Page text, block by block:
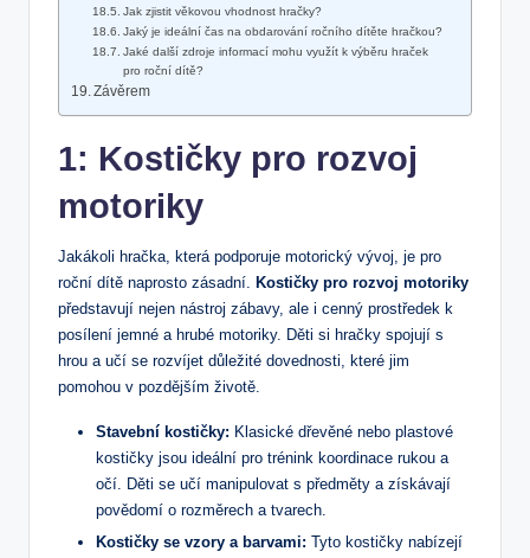
Jak zjistit⁢ věkovou vhodnost hračky?
Jaký ⁣je ideální čas na ​obdarování ročního dítěte hračkou?
Jaké‌ další zdroje informací mohu využít k výběru⁢ hraček
pro roční⁢ dítě?
Závěrem
1: Kostičky pro rozvoj
motoriky
Jakákoli ‍hračka, ⁤která podporuje motorický vývoj, je pro
roční dítě naprosto zásadní. Kostičky pro rozvoj motoriky
představují nejen nástroj ⁤zábavy,‍ ale i cenný‍ prostředek k
posílení jemné a hrubé ​motoriky. Děti si‌ hračky spojují ‌s
hrou a ⁣učí se rozvíjet důležité dovednosti, které jim
pomohou v pozdějším životě.
Stavební ⁢kostičky: Klasické dřevěné nebo plastové
kostičky jsou ideální pro trénink koordinace rukou a
‍očí. Děti se učí ‌manipulovat s předměty a získávají
povědomí o rozměrech a tvarech.
Kostičky se ⁤vzory a barvami: ‍Tyto⁤ kostičky⁤ nabízejí